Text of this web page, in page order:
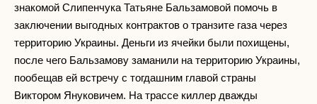
знакомой Слипенчука Татьяне Бальзамовой помочь в
заключении выгодных контрактов о транзите газа через
территорию Украины. Деньги из ячейки были похищены,
после чего Бальзамову заманили на территорию Украины,
пообещав ей встречу с тогдашним главой страны
Виктором Януковичем. На трассе киллер дважды